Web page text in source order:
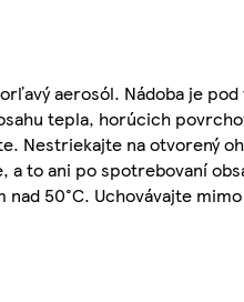
aerosól. Nádoba je
tepla, horúcich
Nestriekajte na otvorený
to ani po spotrebovaní
50°C. Uchovávajte